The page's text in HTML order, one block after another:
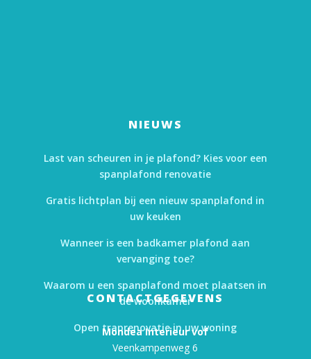
NIEUWS
Last van scheuren in je plafond? Kies voor een
spanplafond renovatie
Gratis lichtplan bij een nieuw spanplafond in
uw keuken
Wanneer is een badkamer plafond aan
vervanging toe?
Waarom u een spanplafond moet plaatsen in
de woonkamer
Open traprenovatie in uw woning
CONTACTGEGEVENS
Mondea Interieur vof
Veenkampenweg 6